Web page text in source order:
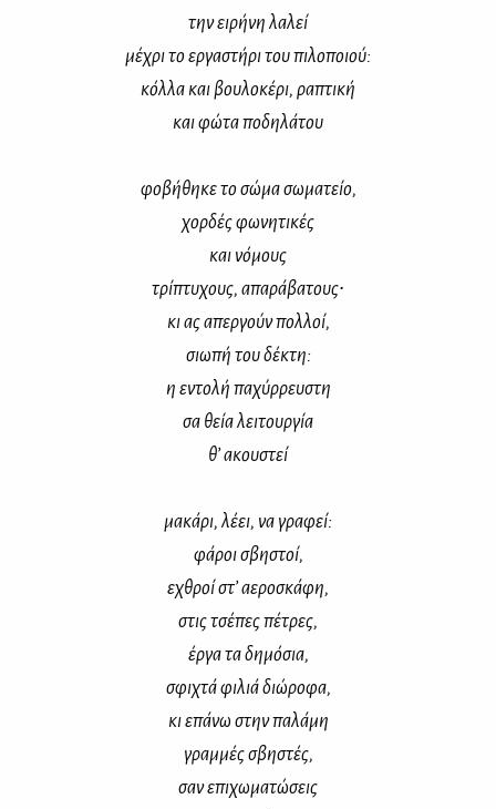
την ει­ρή­νη λα­λεί
μέ­χρι το ερ­γα­στή­ρι του πι­λο­ποιού:
κόλ­λα και βου­λο­κέ­ρι, ρα­πτι­κή
και φώ­τα πο­δη­λά­του
φο­βή­θη­κε το σώ­μα σω­μα­τείο,
χορ­δές φω­νη­τι­κές
και νό­μους
τρί­πτυ­χους, απα­ρά­βα­τους∙
κι ας απερ­γούν πολ­λοί,
σιω­πή του δέ­κτη:
η εντο­λή πα­χύρ­ρευ­στη
σα θεία λει­τουρ­γία
θ’ ακου­στεί
μα­κά­ρι, λέ­ει, να γρα­φεί:
φά­ροι σβη­στοί,
εχθροί στ’ αε­ρο­σκά­φη,
στις τσέ­πες πέ­τρες,
έρ­γα τα δη­μό­σια,
σφι­χτά φι­λιά διώ­ρο­φα,
κι επά­νω στην πα­λά­μη
γραμ­μές σβη­στές,
σαν επι­χω­μα­τώ­σεις